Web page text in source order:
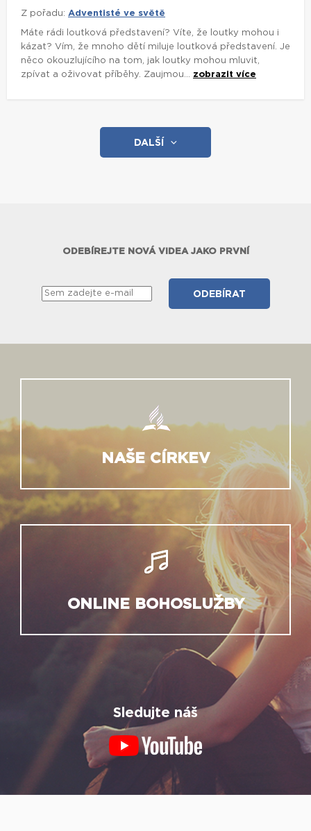
Z pořadu: Adventisté ve světě
Máte rádi loutková představení? Víte, že loutky mohou i
kázat? Vím, že mnoho dětí miluje loutková představení. Je
něco okouzlujícího na tom, jak loutky mohou mluvit,
zpívat a oživovat příběhy. Zaujmou... zobrazit více
DALŠÍ
ODEBÍREJTE NOVÁ VIDEA JAKO PRVNÍ
NAŠE CÍRKEV
ONLINE BOHOSLUŽBY
Sledujte náš